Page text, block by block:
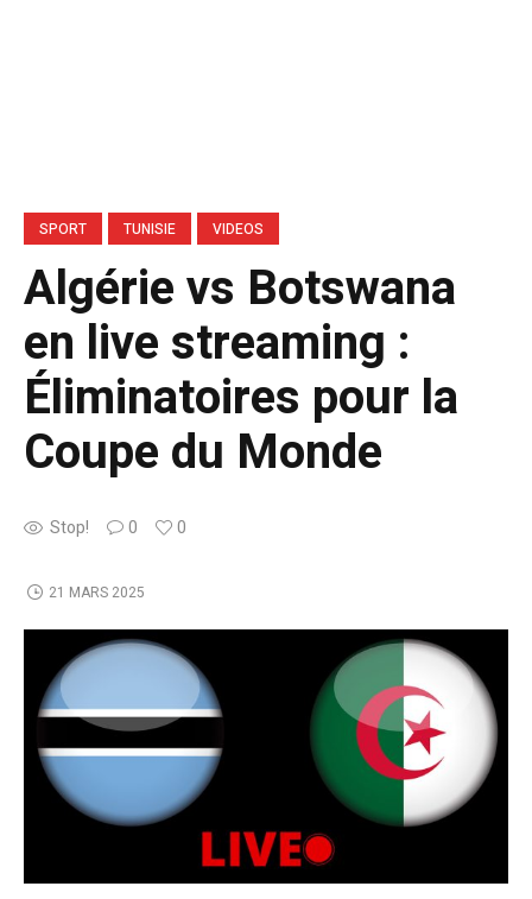
SPORT TUNISIE VIDEOS
Algérie vs Botswana
en live streaming :
Éliminatoires pour la
Coupe du Monde
Stop! 0 0
21 MARS 2025